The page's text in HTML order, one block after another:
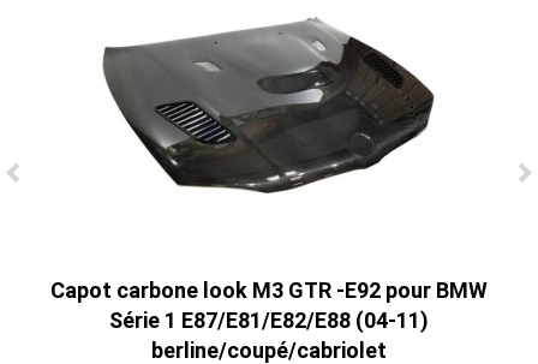
Ligne Cat-Back Active 4 Sorties avec
Tube en H pour Ford Mustang GT & V6
(2015-2023)
Capot carbone look M3 GTR -E92 pour BMW
Série 1 E87/E81/E82/E88 (04-11)
berline/coupé/cabriolet